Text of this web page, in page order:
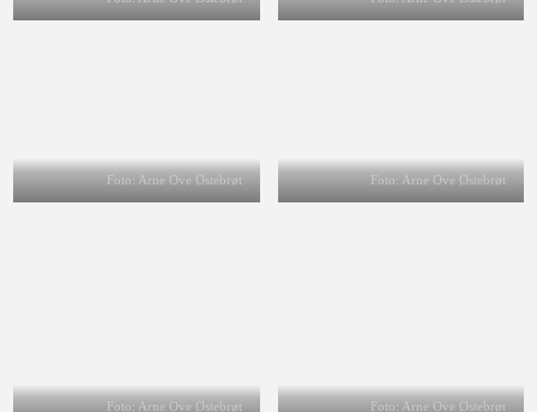
Foto: Arne Ove Østebrøt Foto: Arne Ove Østebrøt
Foto: Arne Ove Østebrøt Foto: Arne Ove Østebrøt